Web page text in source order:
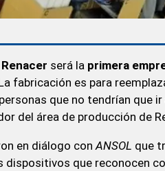
Renacer será la primera
fabricación es para
que no tendrían que
del área de producción de
en diálogo conANSOL que
dispositivos que reconocen